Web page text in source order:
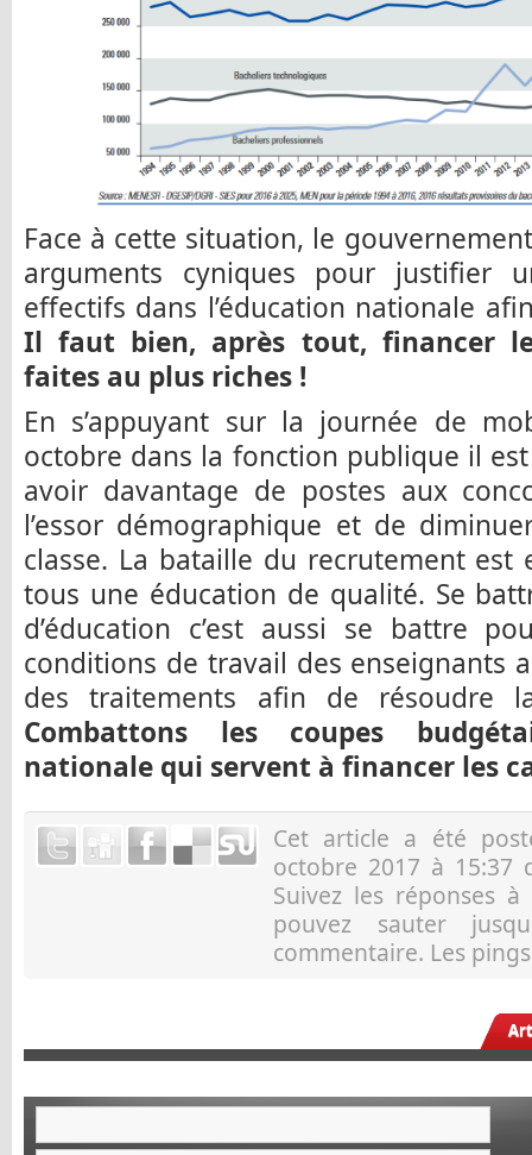
Face à cette situation, le
arguments cyniques pour justifier
effectifs dans l’éducation nationale
Il faut bien, après tout, financer
faites au plus riches !
En s’appuyant sur la journée de
octobre dans la fonction publique il
avoir davantage de postes aux
l’essor démographique et de
classe. La bataille du recrutement
tous une éducation de qualité. Se
d’éducation c’est aussi se battre
conditions de travail des enseignants
des traitements afin de résoudre
Combattons les coupes
nationale qui servent à financer les
Cet article a été
octobre 2017 à
Suivez les réponses
pouvez sauter
commentaire. Les